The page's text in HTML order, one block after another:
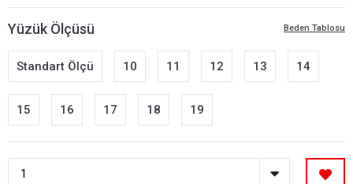
Beden Tablosu
Yüzük Ölçüsü
Standart Ölçü 10 11 12 13 14
15 16 17 18 19